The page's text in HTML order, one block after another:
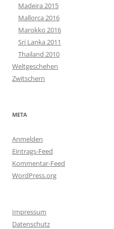
Madeira 2015
Mallorca 2016
Marokko 2016
Sri Lanka 2011
Thailand 2010
Weltgeschehen
Zwitschern
META
Anmelden
Eintrags-Feed
Kommentar-Feed
WordPress.org
Impressum
Datenschutz